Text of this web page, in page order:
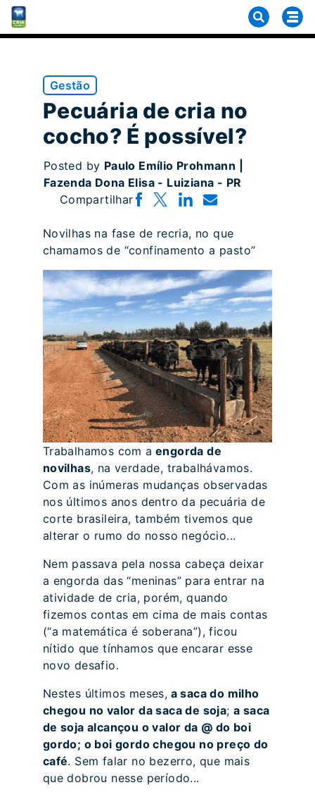
Gestão
Pecuária de cria no
cocho? É possível?
Posted by Paulo Emílio Prohmann |
Fazenda Dona Elisa - Luiziana - PR
Compartilhar
Novilhas na fase de recria, no que
chamamos de “confinamento a pasto”
Trabalhamos com a engorda de
novilhas, na verdade, trabalhávamos.
Com as inúmeras mudanças observadas
nos últimos anos dentro da pecuária de
corte brasileira, também tivemos que
alterar o rumo do nosso negócio...
Nem passava pela nossa cabeça deixar
a engorda das “meninas” para entrar na
atividade de cria, porém, quando
fizemos contas em cima de mais contas
(“a matemática é soberana”), ficou
nítido que tínhamos que encarar esse
novo desafio.
Nestes últimos meses, a saca do milho
chegou no valor da saca de soja; a saca
de soja alcançou o valor da @ do boi
gordo; o boi gordo chegou no preço do
café. Sem falar no bezerro, que mais
que dobrou nesse período...